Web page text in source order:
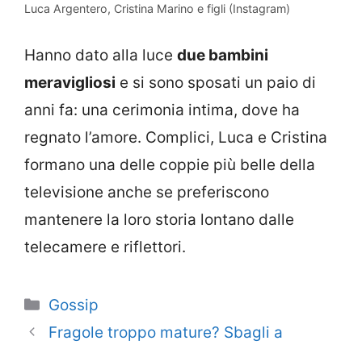
Luca Argentero, Cristina Marino e figli (Instagram)
Hanno dato alla luce due bambini
meravigliosi e si sono sposati un paio di
anni fa: una cerimonia intima, dove ha
regnato l’amore. Complici, Luca e Cristina
formano una delle coppie più belle della
televisione anche se preferiscono
mantenere la loro storia lontano dalle
telecamere e riflettori.
Categorie
Gossip
Fragole troppo mature? Sbagli a